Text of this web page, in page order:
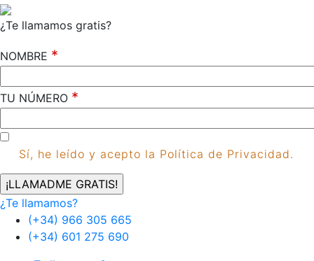
¿Te llamamos gratis?
NOMBRE *
TU NÚMERO *
Sí, he leído y acepto la Política de Privacidad.
¿Te llamamos?
(+34) 966 305 665
(+34) 601 275 690